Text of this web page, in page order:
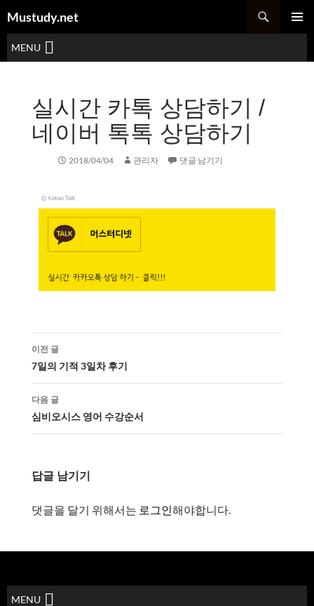
Mustudy.net
MENU
실시간 카톡 상담하기 /
네이버 톡톡 상담하기
2018/04/04 관리자 댓글 남기기
이전 글
7일의 기적 3일차 후기
다음 글
심비오시스 영어 수강순서
답글 남기기
댓글을 달기 위해서는 로그인해야합니다.
MENU